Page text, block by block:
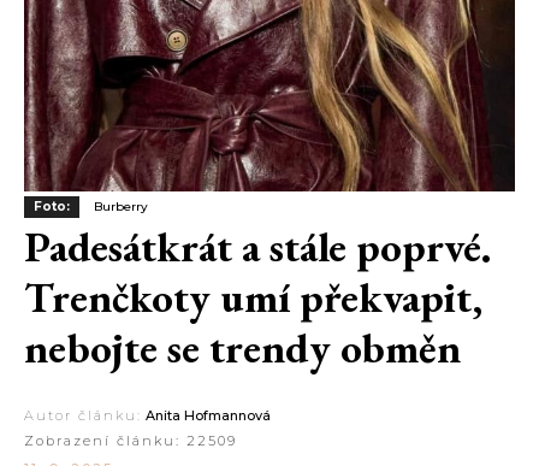
Foto: Burberry
Padesátkrát a stále poprvé.
Trenčkoty umí překvapit,
nebojte se trendy obměn
Autor článku: Anita Hofmannová
Zobrazení článku: 22509